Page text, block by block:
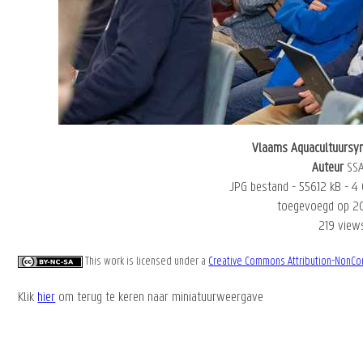
Vlaams
Auteur
JPG bestand - 556.12 kB - 4
toegevoegd op
219
This work is licensed under a Creative Commons Attribution-
Klik hier om terug te keren naar miniatuurweergave